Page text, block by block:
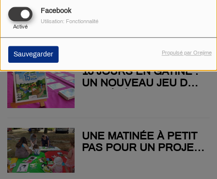
Facebook
Activé
Utilisation: Fonctionnalité
Sauvegarder Propulsé par Orejime
JEUX OLYMPIQUES...
CES 3 JEUNES DE LA
L'ARTISANAT DE
PARTHENAY
15 JOURS EN GÂTINE :
UN NOUVEAU JEU DE
GÂTINE
UNE MATINÉE À PETIT
PAS POUR UN PROJET